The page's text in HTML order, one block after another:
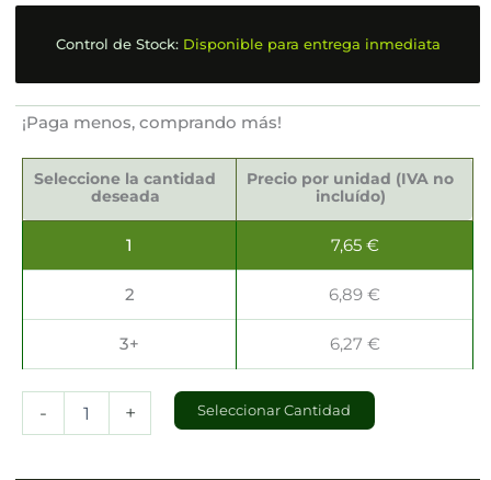
Control de Stock: Disponible para entrega inmediata
¡Paga menos, comprando más!
Seleccione la cantidad
deseada
Precio por unidad (IVA no
incluído)
1 7,65 €
2 6,89€
3+ 6,27 €
-
de
Madera
+ Seleccionar Cantidad